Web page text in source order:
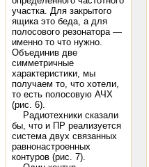
участка. Для закрытого
ящика это беда, а для
полосового резонатора —
именно то что нужно.
Объединив две
симметричные
характеристики, мы
получаем то, что хотели,
то есть полосовую АЧХ
(рис. 6).
Радиотехники сказали
бы, что и ПР реализуется
система двух связанных
равнонастроенных
контуров (рис. 7).